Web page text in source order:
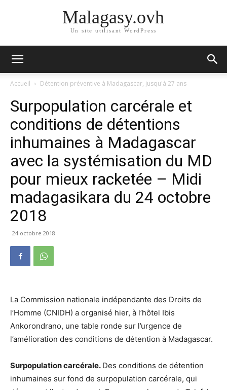
Malagasy.ovh
Un site utilisant WordPress
Accueil Détention préventive à Madagascar, jusqu'à 27 ans
Surpopulation carcérale et
conditions de détentions
inhumaines à Madagascar
avec la systémisation du MD
pour mieux racketée – Midi
madagasikara du 24 octobre
2018
24 octobre 2018
La Commission nationale indépendante des Droits de
l’Homme (CNIDH) a organisé hier, à l’hôtel Ibis
Ankorondrano, une table ronde sur l’urgence de
l’amélioration des conditions de détention à Madagascar.
Surpopulation carcérale. Des conditions de détention
inhumaines sur fond de surpopulation carcérale, qui